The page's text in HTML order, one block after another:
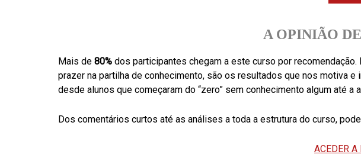
A OPINIÃO
Mais de 80% dos participantes chegam a este curso por
prazer na partilha de conhecimento, são os resultados que nos motiva
desde alunos que começaram do “zero” sem conhecimento algum até
Dos comentários curtos até as análises a toda a estrutura do curso,
ACEDER